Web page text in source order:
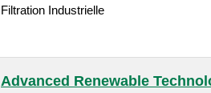
Filtration Industrielle
Advanced Renewable